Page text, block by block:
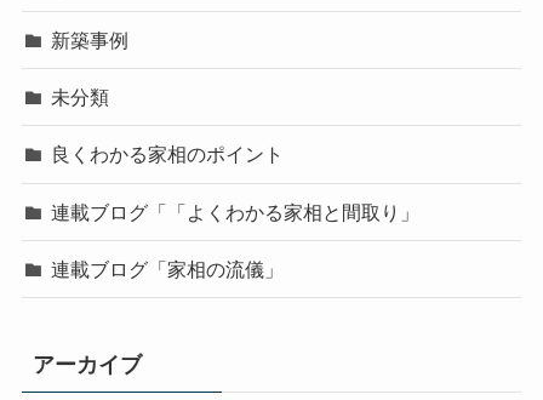
新築事例
未分類
良くわかる家相のポイント
連載ブログ「「よくわかる家相と間取り」
連載ブログ「家相の流儀」
アーカイブ